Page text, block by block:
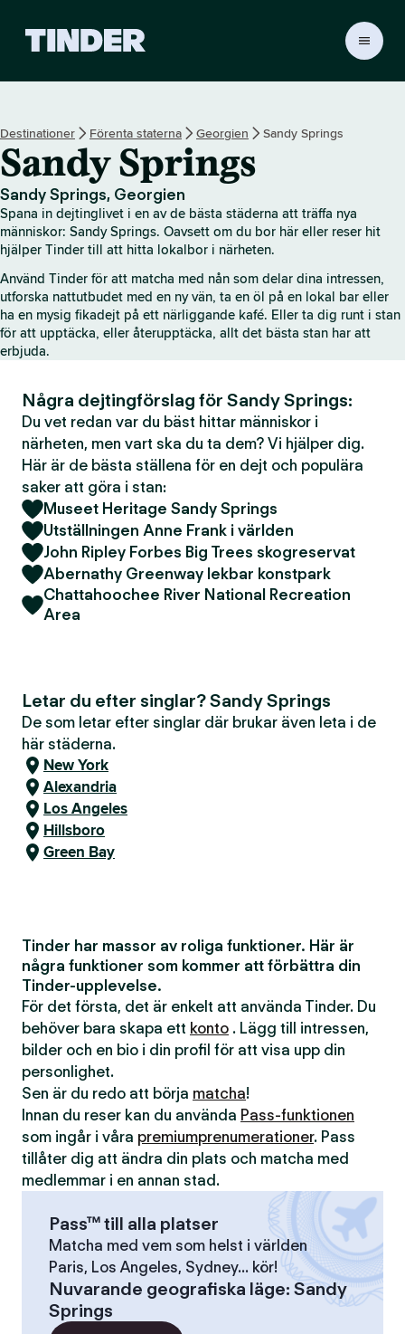
r
s
s
t
a
r
t
i
d
a
Destinationer Förenta staterna Georgien Sandy Springs
Sandy Springs
Sandy Springs, Georgien
Spana in dejtinglivet i en av de bästa städerna att träffa nya
människor: Sandy Springs. Oavsett om du bor här eller reser hit
hjälper Tinder till att hitta lokalbor i närheten.
Använd Tinder för att matcha med nån som delar dina intressen,
utforska nattutbudet med en ny vän, ta en öl på en lokal bar eller
ha en mysig fikadejt på ett närliggande kafé. Eller ta dig runt i stan
för att upptäcka, eller återupptäcka, allt det bästa stan har att
erbjuda.
Några dejtingförslag för Sandy Springs:
Du vet redan var du bäst hittar människor i
närheten, men vart ska du ta dem? Vi hjälper dig.
Här är de bästa ställena för en dejt och populära
saker att göra i stan:
Museet Heritage Sandy Springs
Utställningen Anne Frank i världen
John Ripley Forbes Big Trees skogreservat
Abernathy Greenway lekbar konstpark
Chattahoochee River National Recreation
Area
Letar du efter singlar? Sandy Springs
De som letar efter singlar där brukar även leta i de
här städerna.
New York
Alexandria
Los Angeles
Hillsboro
Green Bay
Tinder har massor av roliga funktioner. Här är
några funktioner som kommer att förbättra din
Tinder-upplevelse.
För det första, det är enkelt att använda Tinder. Du
behöver bara skapa ett konto . Lägg till intressen,
bilder och en bio i din profil för att visa upp din
personlighet.
Sen är du redo att börja matcha!
Innan du reser kan du använda Pass-funktionen
som ingår i våra premiumprenumerationer. Pass
tillåter dig att ändra din plats och matcha med
medlemmar i en annan stad.
Pass™ till alla platser
Matcha med vem som helst i världen
Paris, Los Angeles, Sydney... kör!
Nuvarande geografiska läge: Sandy
Springs